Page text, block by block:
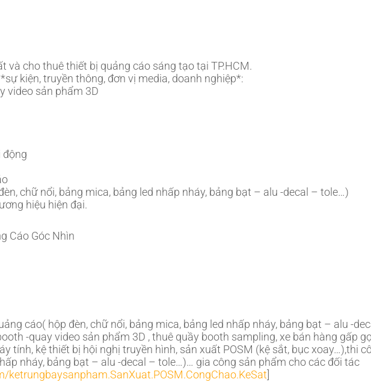
và cho thuê thiết bị quảng cáo sáng tạo tại TP.HCM.
kiện, truyền thông, đơn vị media, doanh nghiệp*:
video sản phẩm 3D
động
chữ nổi, bảng mica, bảng led nhấp nháy, bảng bạt – alu -decal – tole…)
hiệu hiện đại.
Cáo Góc Nhìn
cáo( hộp đèn, chữ nổi, bảng mica, bảng led nhấp nháy, bảng bạt – alu -
-quay video sản phẩm 3D , thuê quầy booth sampling, xe bán hàng gấp
tính, kệ thiết bị hội nghị truyền hình, sản xuất POSM (kệ sắt, bục xoay…),thi
nháy, bảng bạt – alu -decal – tole…)… gia công sản phẩm cho các đối tác
]